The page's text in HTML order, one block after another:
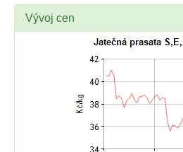
Vývoj cen